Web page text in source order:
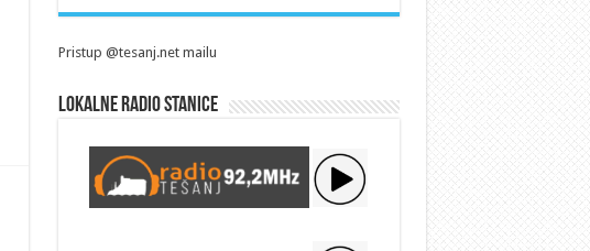
Pristup @tesanj.net mailu
Lokalne radio stanice